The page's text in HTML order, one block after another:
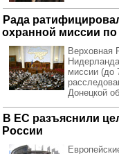
Рада
охранной миссии по
Верховная
миссии (до
Донецкой
В ЕС разъяснили
России